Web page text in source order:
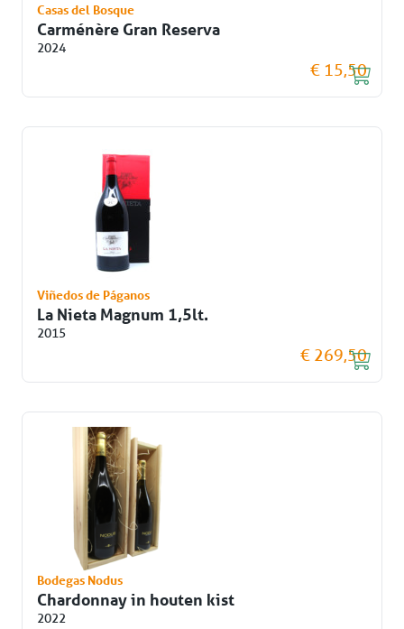
Casas del Bosque
Carménère Gran Reserva
2024
€ 15,50
Viñedos de Páganos
La Nieta Magnum 1,5lt.
2015
€ 269,50
Bodegas Nodus
Chardonnay in houten kist
2022